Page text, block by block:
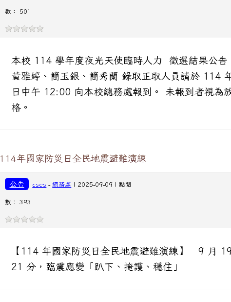
數： 501
本校 114 學年度夜光天使臨時人力 徵選結果公告
黃雅婷、簡玉銀、簡秀蘭 錄取正取人員請於 114
日中午 12:00 向本校總務處報到。 未報到者視為
格。
114年國家防災日全民地震避難演練
公告 cses - 總務處 | 2025-09-09 | 點閱
數： 393
【114 年國家防災日全民地震避難演練】 9 月
21 分，臨震應變「趴下、掩護、穩住」